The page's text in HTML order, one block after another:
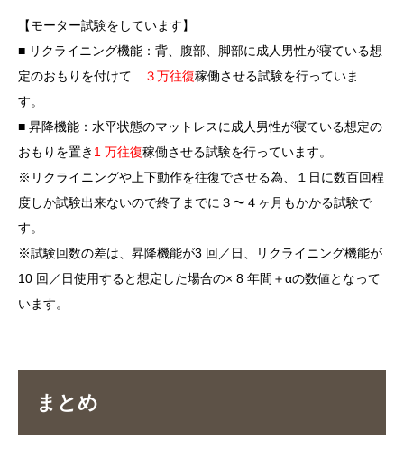
【モーター試験をしています】
■ リクライニング機能：背、腹部、脚部に成人男性が寝ている想
定のおもりを付けて
３万往復稼働させる試験を行っていま
す。
■ 昇降機能：水平状態のマットレスに成人男性が寝ている想定の
おもりを置き 1 万往復稼働させる試験を行っています。
※リクライニングや上下動作を往復でさせる為、１日に数百回程
度しか試験出来ないので終了までに３〜４ヶ月もかかる試験で
す。
※試験回数の差は、昇降機能が3 回／日、リクライニング機能が
10 回／日使用すると想定した場合の× 8 年間＋αの数値となって
います。
まとめ